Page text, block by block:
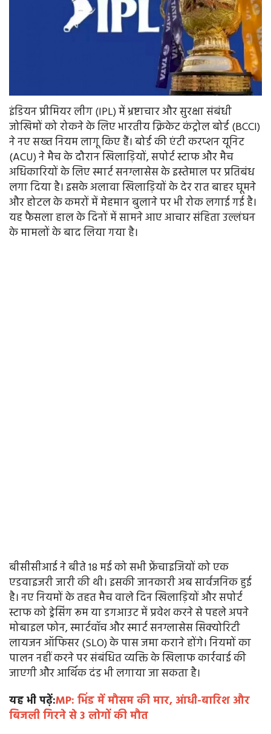
इंडियन प्रीमियर लीग (IPL) में भ्रष्टाचार और सुरक्षा संबंधी
जोखिमों को रोकने के लिए भारतीय क्रिकेट कंट्रोल बोर्ड (BCCI)
ने नए सख्त नियम लागू किए हैं। बोर्ड की एंटी करप्शन यूनिट
(ACU) ने मैच के दौरान खिलाड़ियों, सपोर्ट स्टाफ और मैच
अधिकारियों के लिए स्मार्ट सनग्लासेस के इस्तेमाल पर प्रतिबंध
लगा दिया है। इसके अलावा खिलाड़ियों के देर रात बाहर घूमने
और होटल के कमरों में मेहमान बुलाने पर भी रोक लगाई गई है।
यह फैसला हाल के दिनों में सामने आए आचार संहिता उल्लंघन
के मामलों के बाद लिया गया है।
बीसीसीआई ने बीते 18 मई को सभी फ्रेंचाइजियों को एक
एडवाइजरी जारी की थी। इसकी जानकारी अब सार्वजनिक हुई
है। नए नियमों के तहत मैच वाले दिन खिलाड़ियों और सपोर्ट
स्टाफ को ड्रेसिंग रूम या डगआउट में प्रवेश करने से पहले अपने
मोबाइल फोन, स्मार्टवॉच और स्मार्ट सनग्लासेस सिक्योरिटी
लायजन ऑफिसर (SLO) के पास जमा कराने होंगे। नियमों का
पालन नहीं करने पर संबंधित व्यक्ति के खिलाफ कार्रवाई की
जाएगी और आर्थिक दंड भी लगाया जा सकता है।
यह भी पढ़ें:MP: भिंड में मौसम की मार, आंधी-बारिश और
बिजली गिरने से 3 लोगों की मौत